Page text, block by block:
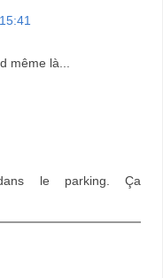
même là...
le parking. Ça